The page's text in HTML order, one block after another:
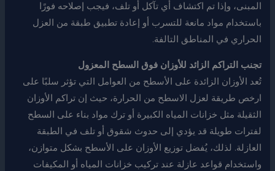
المبنى، وإذا تم اكتشاف أي تآكل أو تلف، فيجب إصلاحه فورًا
باستخدام مواد مانعة للتسرب أو إعادة تطبيق طبقة من العزل
الحراري في المناطق التالفة.
تجنب التراكم الزائد للأوزان فوق السطح المعزول
تُعد الأوزان الزائدة على الأسطح من العوامل التي تؤثر سلبًا على
ارخص طريقة لعزل الاسطح من الحرارة، حيث إن تراكم الأوزان
الثقيلة مثل خزانات المياه الكبيرة أو ترك مواد بناء على السطح
لفترات طويلة قد يؤدي إلى حدوث شقوق أو تلف في الطبقة
العازلة. لذلك، يُفضل توزيع الأوزان على الأسطح بشكل متوازن،
واستخدام قواعد عازلة عند تركيب خزانات المياه أو المكيفات